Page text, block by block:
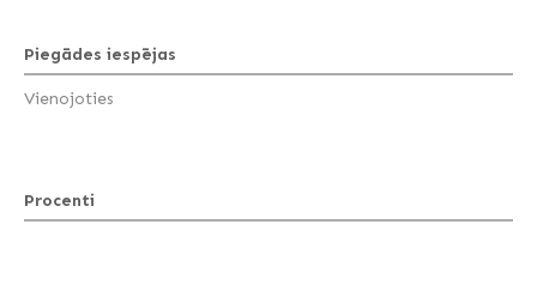
Piegādes iespējas
Vienojoties
Procenti